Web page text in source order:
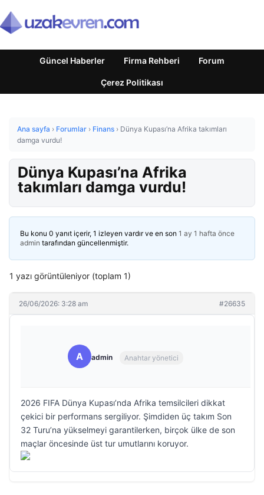
Güncel Haberler Firma Rehberi Forum
Çerez Politikası
Ana sayfa › Forumlar › Finans › Dünya Kupası’na Afrika takımları
damga vurdu!
Dünya Kupası’na Afrika
takımları damga vurdu!
Bu konu 0 yanıt içerir, 1 izleyen vardır ve en son 1 ay 1 hafta önce
admin tarafından güncellenmiştir.
1 yazı görüntüleniyor (toplam 1)
26/06/2026: 3:28 am #26635
A admin Anahtar yönetici
2026 FIFA Dünya Kupası’nda Afrika temsilcileri dikkat
çekici bir performans sergiliyor. Şimdiden üç takım Son
32 Turu’na yükselmeyi garantilerken, birçok ülke de son
maçlar öncesinde üst tur umutlarını koruyor.